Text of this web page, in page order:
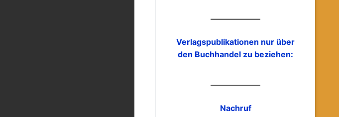
Verlagspublikationen nur über
den Buchhandel zu beziehen:
Nachruf